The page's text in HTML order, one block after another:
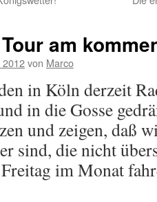
am
von Marco
in Köln derzeit
in die Gosse
und zeigen, daß
sind, die nicht
im Monat